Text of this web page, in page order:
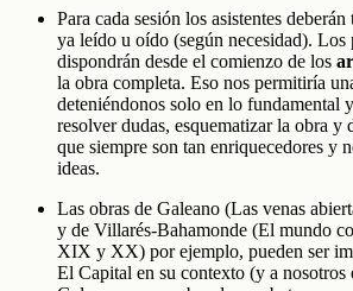
Para cada sesión los asistentes
ya leído u oído (según necesidad). Los
dispondrán desde el comienzo de los
la obra completa. Eso nos permitiría
deteniéndonos solo en lo fundamental
resolver dudas, esquematizar la obra y
que siempre son tan enriquecedores y
ideas.
Las obras de Galeano (Las venas
y de Villarés-Bahamonde (El mundo
XIX y XX) por ejemplo, pueden ser
El Capital en su contexto (y a nosotros